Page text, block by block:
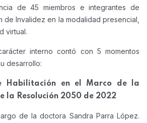
de 45 miembros e integrantes de
de Invalidez en la modalidad presencial,
virtual.
interno contó con 5 momentos
desarrollo:
Habilitación en el Marco de la
la Resolución 2050 de 2022
de la doctora Sandra Parra López.